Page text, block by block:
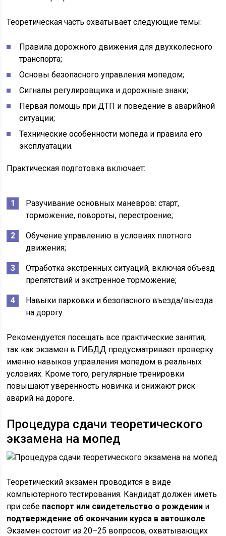
Теоретическая часть охватывает следующие темы:
Правила дорожного движения для двухколесного
транспорта;
Основы безопасного управления мопедом;
Сигналы регулировщика и дорожные знаки;
Первая помощь при ДТП и поведение в аварийной
ситуации;
Технические особенности мопеда и правила его
эксплуатации.
Практическая подготовка включает:
Разучивание основных маневров: старт,
торможение, повороты, перестроение;
Обучение управлению в условиях плотного
движения;
Отработка экстренных ситуаций, включая объезд
препятствий и экстренное торможение;
Навыки парковки и безопасного въезда/выезда
на дорогу.
Рекомендуется посещать все практические занятия,
так как экзамен в ГИБДД предусматривает проверку
именно навыков управления мопедом в реальных
условиях. Кроме того, регулярные тренировки
повышают уверенность новичка и снижают риск
аварий на дороге.
Процедура сдачи теоретического
экзамена на мопед
Теоретический экзамен проводится в виде
компьютерного тестирования. Кандидат должен иметь
при себе паспорт или свидетельство о рождении и
подтверждение об окончании курса в автошколе.
Экзамен состоит из 20–25 вопросов, охватывающих